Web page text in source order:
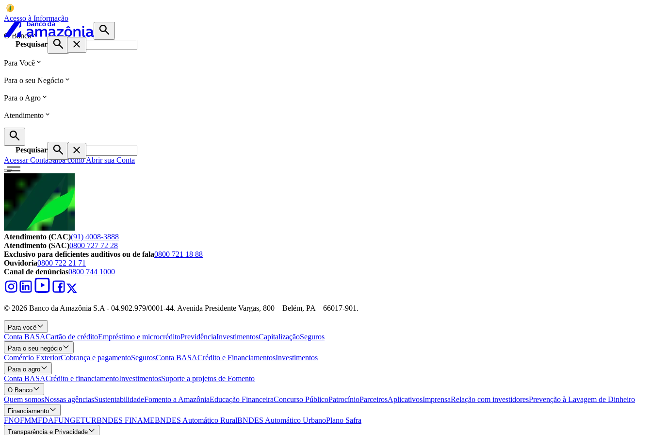
Acesso à Informação
O Banco
Pesquisar
Para Você
Para o seu Negócio
Para o Agro
Atendimento
Pesquisar
Acessar ContaSaiba como Abrir sua Conta
Atendimento (CAC)(91) 4008-3888
Atendimento (SAC)0800 727 72 28
Exclusivo para deficientes auditivos ou de fala0800 721 18 88
Ouvidoria0800 722 21 71
Canal de denúncias0800 744 1000
© 2026 Banco da Amazônia S.A - 04.902.979/0001‐44. Avenida Presidente Vargas, 800 – Belém, PA – 66017-901.
Para você
Conta BASACartão de créditoEmpréstimo e microcréditoPrevidênciaInvestimentosCapitalizaçãoSeguros
Para o seu negócio
Comércio ExteriorCobrança e pagamentoSegurosConta BASACrédito e FinanciamentosInvestimentos
Para o agro
Conta BASACrédito e financiamentoInvestimentosSuporte a projetos de Fomento
O Banco
Quem somosNossas agênciasSustentabilidadeFomento a AmazôniaEducação FinanceiraConcurso PúblicoPatrocínioParceirosAplicativosImprensaRelação com investidoresPrevenção à Lavagem de Dinheiro
Financiamento
FNOFMMFDAFUNGETURBNDES FINAMEBNDES Automático RuralBNDES Automático UrbanoPlano Safra
Transparência e Privacidade